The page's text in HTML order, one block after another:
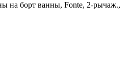
на борт ванны, Fonte, 2-рычаж.,